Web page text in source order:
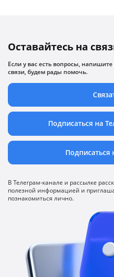
Оставайтесь на
Если у вас есть вопросы,
связи, будем рады помочь.
Подписаться на
Подписаться
В Телеграм-канале и рассылке
полезной информацией и
познакомиться лично.